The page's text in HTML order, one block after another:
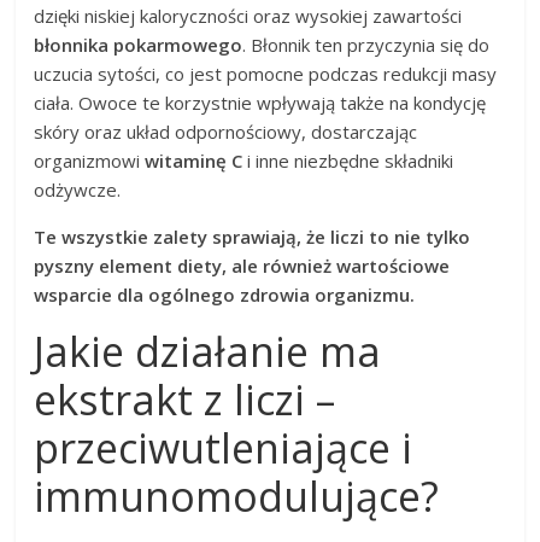
dzięki niskiej kaloryczności oraz wysokiej zawartości
błonnika pokarmowego. Błonnik ten przyczynia się do
uczucia sytości, co jest pomocne podczas redukcji masy
ciała. Owoce te korzystnie wpływają także na kondycję
skóry oraz układ odpornościowy, dostarczając
organizmowiwitaminę C i inne niezbędne składniki
odżywcze.
Te wszystkie zalety sprawiają, że liczi to nie tylko
pyszny element diety, ale również wartościowe
wsparcie dla ogólnego zdrowia organizmu.
Jakie działanie ma
ekstrakt z liczi –
przeciwutleniające i
immunomodulujące?